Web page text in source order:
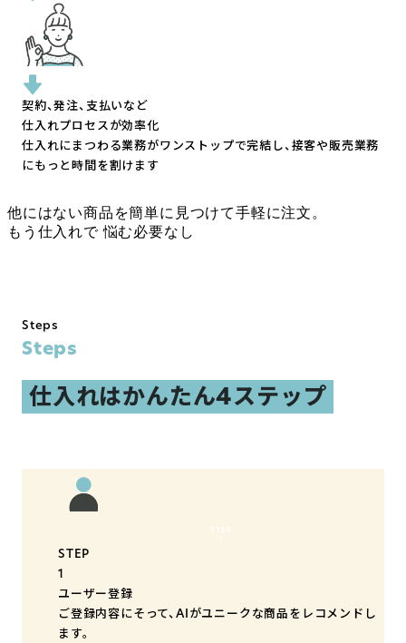
契約、発注、支払いなど
仕入れプロセスが効率化
仕入れにまつわる業務がワンストップで完結し、接客や販売業務
にもっと時間を割けます
他にはない商品を簡単に見つけて手軽に注文。
もう仕入れで悩む必要なし
Steps
Steps
仕入れはかんたん4ステップ
STEP
STEP
1
ユーザー登録
ご登録内容にそって、AIがユニークな商品をレコメンドし
ます。